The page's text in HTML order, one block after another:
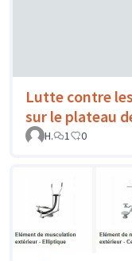
Lutte contre
sur le plateau
H.
1 0